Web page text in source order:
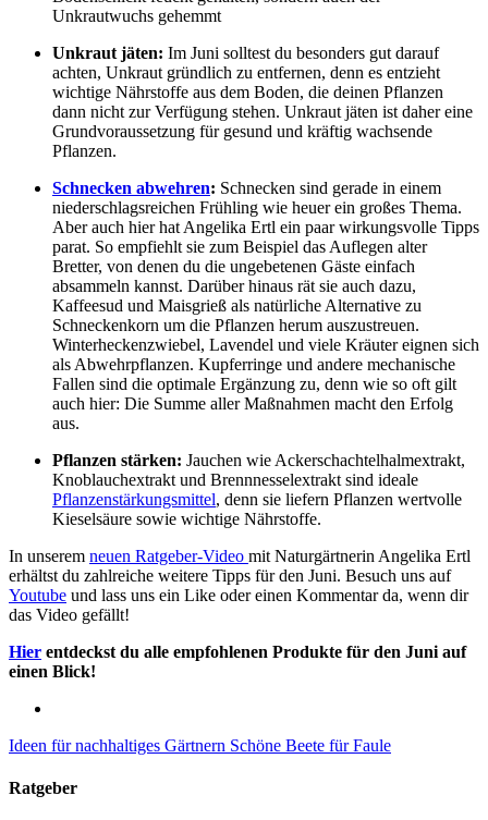
Unkrautwuchs gehemmt
Unkraut jäten: Im Juni solltest du besonders gut darauf
achten, Unkraut gründlich zu entfernen, denn es entzieht
wichtige Nährstoffe aus dem Boden, die deinen Pflanzen
dann nicht zur Verfügung stehen. Unkraut jäten ist daher eine
Grundvoraussetzung für gesund und kräftig wachsende
Pflanzen.
Schnecken abwehren: Schnecken sind gerade in einem
niederschlagsreichen Frühling wie heuer ein großes Thema.
Aber auch hier hat Angelika Ertl ein paar wirkungsvolle Tipps
parat. So empfiehlt sie zum Beispiel das Auflegen alter
Bretter, von denen du die ungebetenen Gäste einfach
absammeln kannst. Darüber hinaus rät sie auch dazu,
Kaffeesud und Maisgrieß als natürliche Alternative zu
Schneckenkorn um die Pflanzen herum auszustreuen.
Winterheckenzwiebel, Lavendel und viele Kräuter eignen sich
als Abwehrpflanzen. Kupferringe und andere mechanische
Fallen sind die optimale Ergänzung zu, denn wie so oft gilt
auch hier: Die Summe aller Maßnahmen macht den Erfolg
aus.
Pflanzen stärken: Jauchen wie Ackerschachtelhalmextrakt,
Knoblauchextrakt und Brennnesselextrakt sind ideale
Pflanzenstärkungsmittel, denn sie liefern Pflanzen wertvolle
Kieselsäure sowie wichtige Nährstoffe.
In unserem neuen Ratgeber-Video mit Naturgärtnerin Angelika Ertl
erhältst du zahlreiche weitere Tipps für den Juni. Besuch uns auf
Youtube und lass uns ein Like oder einen Kommentar da, wenn dir
das Video gefällt!
Hier entdeckst du alle empfohlenen Produkte für den Juni auf
einen Blick!
Ideen für nachhaltiges Gärtnern Schöne Beete für Faule
Ratgeber